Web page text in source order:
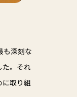
も深刻な
た。それ
取り組